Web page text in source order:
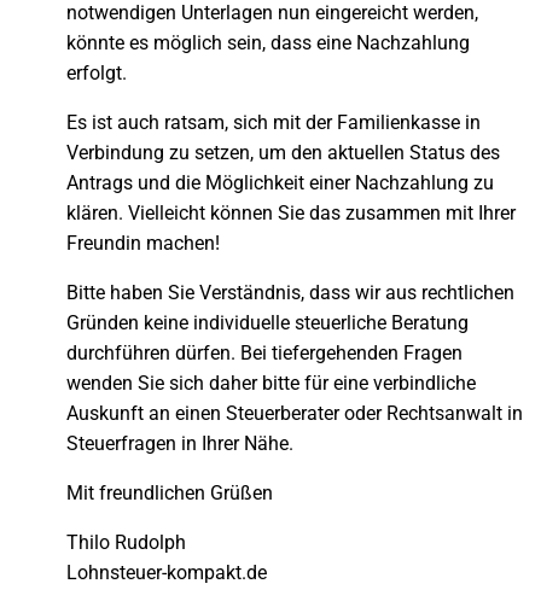
notwendigen Unterlagen nun eingereicht werden,
könnte es möglich sein, dass eine Nachzahlung
erfolgt.
Es ist auch ratsam, sich mit der Familienkasse in
Verbindung zu setzen, um den aktuellen Status des
Antrags und die Möglichkeit einer Nachzahlung zu
klären. Vielleicht können Sie das zusammen mit Ihrer
Freundin machen!
Bitte haben Sie Verständnis, dass wir aus rechtlichen
Gründen keine individuelle steuerliche Beratung
durchführen dürfen. Bei tiefergehenden Fragen
wenden Sie sich daher bitte für eine verbindliche
Auskunft an einen Steuerberater oder Rechtsanwalt in
Steuerfragen in Ihrer Nähe.
Mit freundlichen Grüßen
Thilo Rudolph
Lohnsteuer-kompakt.de